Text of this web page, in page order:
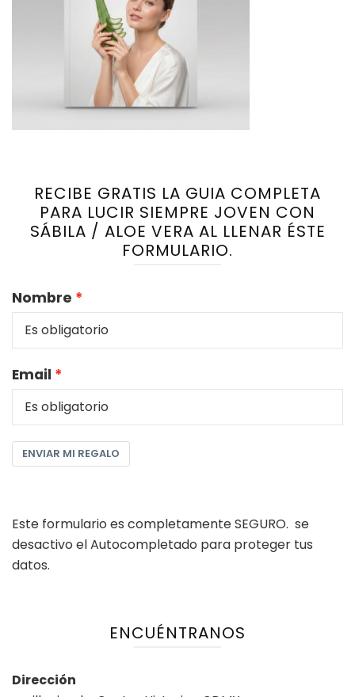
RECIBE GRATIS LA GUIA COMPLETA
PARA LUCIR SIEMPRE JOVEN CON
SÁBILA / ALOE VERA AL LLENAR ÉSTE
FORMULARIO.
Nombre
Email
ENVIAR MI REGALO
Este formulario es completamente SEGURO. se
desactivo el Autocompletado para proteger tus
datos.
ENCUÉNTRANOS
Dirección